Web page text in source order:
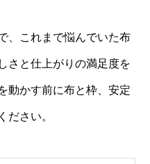
、これまで悩んでいた布
さと仕上がりの満足度を
動かす前に布と枠、安定
ださい。